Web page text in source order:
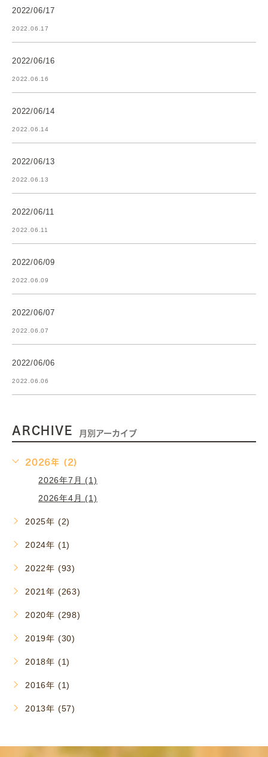
2022/06/17
2022.06.17
2022/06/16
2022.06.16
2022/06/14
2022.06.14
2022/06/13
2022.06.13
2022/06/11
2022.06.11
2022/06/09
2022.06.09
2022/06/07
2022.06.07
2022/06/06
2022.06.06
ARCHIVE 月別アーカイブ
2026年 (2)
2026年7月 (1)
2026年4月 (1)
2025年 (2)
2024年 (1)
2022年 (93)
2021年 (263)
2020年 (298)
2019年 (30)
2018年 (1)
2016年 (1)
2013年 (57)